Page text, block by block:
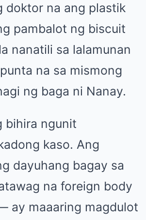
doktor na ang plastik
pambalot ng biscuit
nanatili sa lalamunan
na sa mismong
ng baga ni Nanay.
bihira ngunit
kaso. Ang
dayuhang bagay sa
na foreign body
ay maaaring magdulot